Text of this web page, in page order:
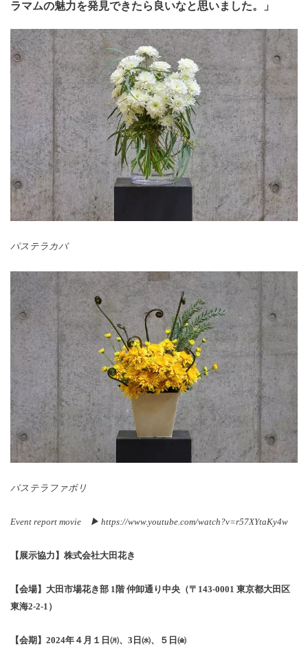
ラマムの魅力を発見できたら良いなと思いました。」
パステラカバ
パステラファボリ
Event report movie ▶ https://www.youtube.com/watch?v=r57XYtaKy4w
【展示協力】株式会社大田花き
【会場】大田市場花き部 1 階 仲卸通り中央（〒 143-0001 東京都大田区
東海2-2-1 ）
【会期】 2024年４月１日㈪、 3 日㈬、５日㈮